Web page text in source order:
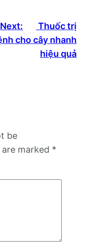
Next:
Thuốc trị
cho cây nhanh
hiệu quả
be
marked *